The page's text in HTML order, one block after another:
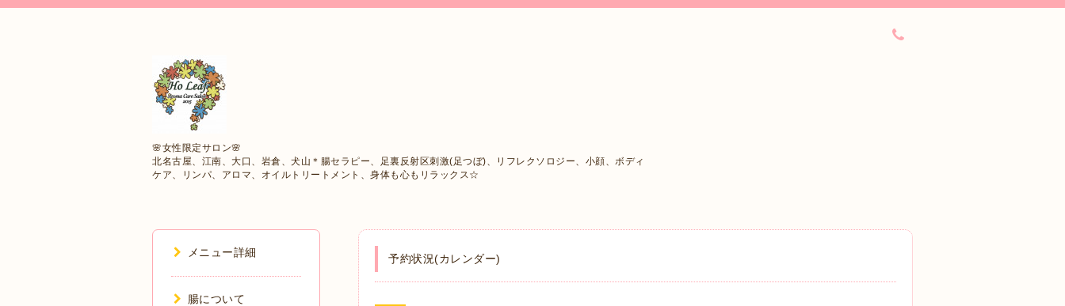
🌸女性限定サロン🌸
北名古屋、江南、大口、岩倉、犬山＊腸セラピー、足裏反射区刺激(足つぼ)、リフレクソロジー、小顔、ボディ
ケア、リンパ、アロマ、オイルトリートメント、身体も心もリラックス☆
予約状況(カレンダー)
メニュー詳細
腸について